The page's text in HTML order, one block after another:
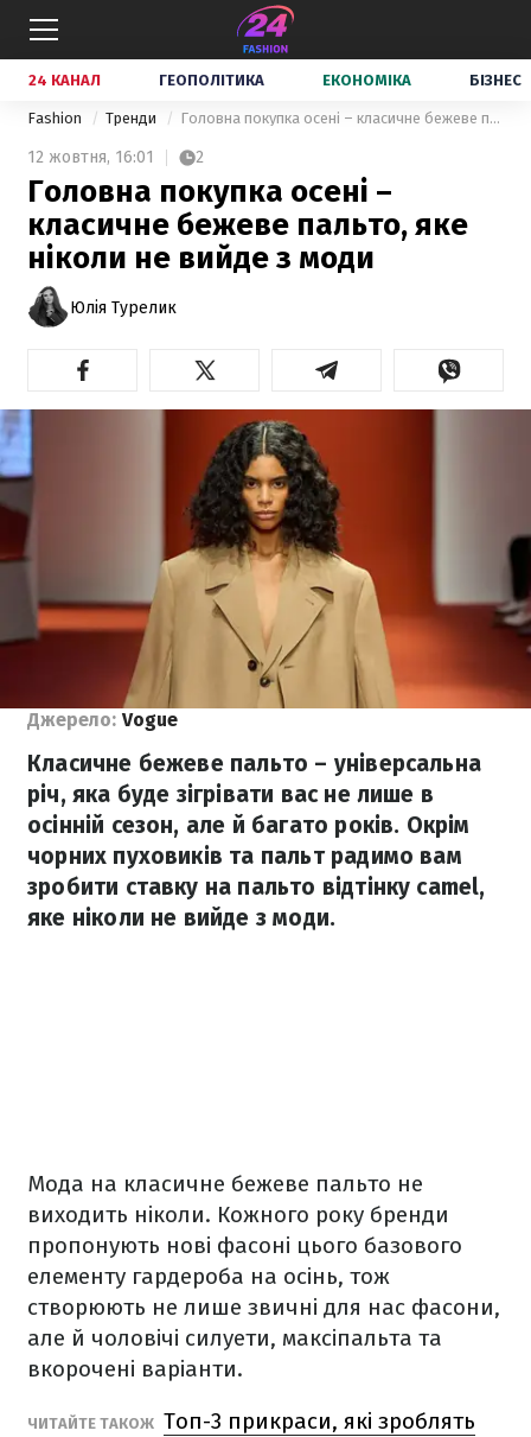
24 КАНАЛ ГЕОПОЛІТИКА ЕКОНОМІКА БІЗНЕС
Fashion Тренди Головна покупка осені – класичне бежеве пальто, яке ніколи не вийде з моди
12 жовтня, 16:01 2
Головна покупка осені –
класичне бежеве пальто, яке
ніколи не вийде з моди
Юлія Турелик
Джерело: Vogue
Класичне бежеве пальто – універсальна
річ, яка буде зігрівати вас не лише в
осінній сезон, але й багато років. Окрім
чорних пуховиків та пальт радимо вам
зробити ставку на пальто відтінку camel,
яке ніколи не вийде з моди.
Мода на класичне бежеве пальто не
виходить ніколи. Кожного року бренди
пропонують нові фасоні цього базового
елементу гардероба на осінь, тож
створюють не лише звичні для нас фасони,
але й чоловічі силуети, максіпальта та
вкорочені варіанти.
ЧИТАЙТЕ ТАКОЖ Топ-3 прикраси, які зроблять